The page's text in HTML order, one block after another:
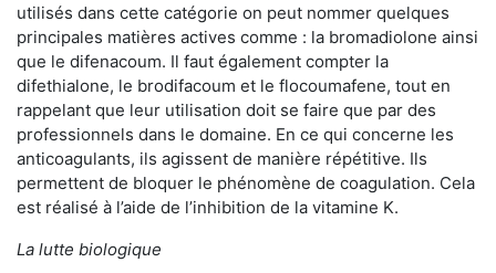
utilisés dans cette catégorie on peut nommer quelques
principales matières actives comme : la bromadiolone ainsi
que le difenacoum. Il faut également compter la
difethialone, le brodifacoum et le flocoumafene, tout en
rappelant que leur utilisation doit se faire que par des
professionnels dans le domaine. En ce qui concerne les
anticoagulants, ils agissent de manière répétitive. Ils
permettent de bloquer le phénomène de coagulation. Cela
est réalisé à l’aide de l’inhibition de la vitamine K.
La lutte biologique